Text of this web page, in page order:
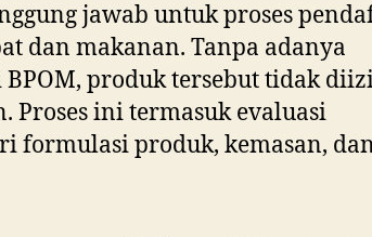
jawab untuk proses
dan makanan. Tanpa adanya
produk tersebut tidak
Proses ini termasuk evaluasi
formulasi produk, kemasan,